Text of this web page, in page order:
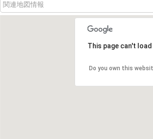
関連地図情報
This page can't
Do you own this